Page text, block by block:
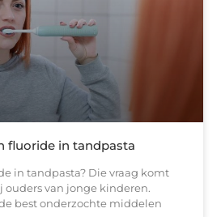
fluoride in tandpasta
in tandpasta? Die vraag komt
ouders van jonge kinderen.
best onderzochte middelen